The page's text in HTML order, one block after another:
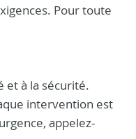
Pour toute
et à la sécurité.
intervention est
appelez-